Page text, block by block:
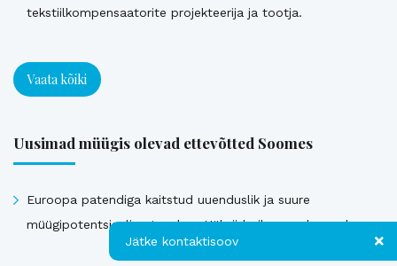
tekstiilkompensaatorite projekteerija ja tootja.
Vaata kõiki
Uusimad müügis olevad ettevõtted Soomes
Euroopa patendiga kaitstud uuenduslik ja suure
müügipotentsiaaliga toode – Hübriid-vihmaveekaevud.
Jätke kontaktisoov